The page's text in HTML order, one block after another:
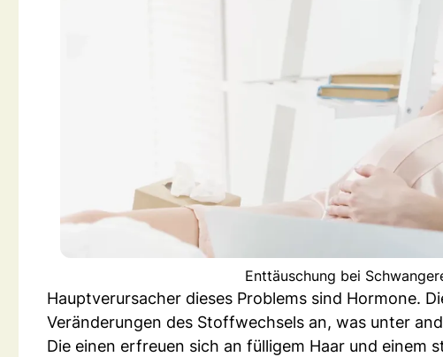
Enttäuschung bei
Hauptverursacher dieses Problems sind Hormone.
Veränderungen des Stoffwechsels an, was unter
Die einen erfreuen sich an fülligem Haar und einem